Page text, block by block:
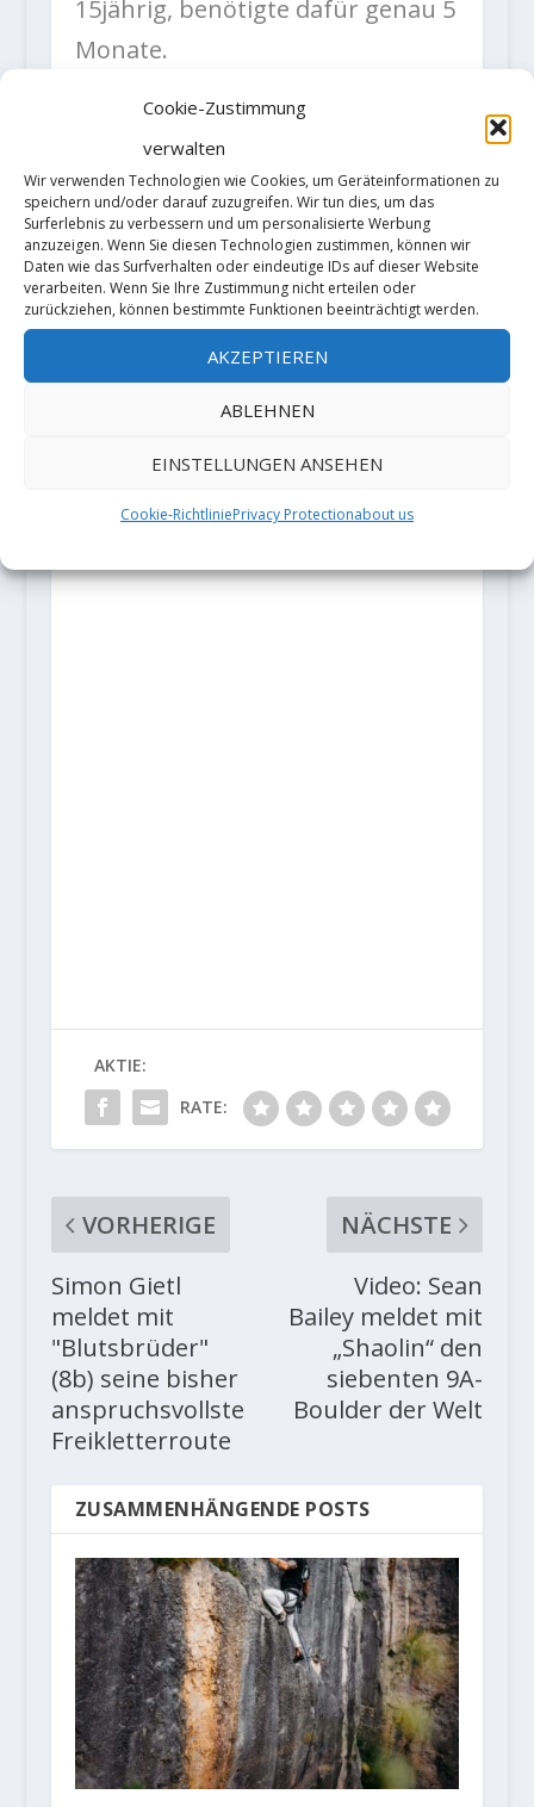
Cookie-Zustimmung
verwalten
Wir verwenden Technologien wie Cookies, um Geräteinformationen zu
speichern und/oder darauf zuzugreifen. Wir tun dies, um das
Surferlebnis zu verbessern und um personalisierte Werbung
anzuzeigen. Wenn Sie diesen Technologien zustimmen, können wir
Daten wie das Surfverhalten oder eindeutige IDs auf dieser Website
verarbeiten. Wenn Sie Ihre Zustimmung nicht erteilen oder
zurückziehen, können bestimmte Funktionen beeinträchtigt werden.
AKZEPTIEREN
ABLEHNEN
EINSTELLUNGEN ANSEHEN
Cookie-RichtliniePrivacy Protectionabout us
15jährig, benötigte dafür genau 5
Monate.
Vermutlich waren auch Bernd
Arnold, vielleicht auch Dieter
Rülker, erfolgreich. MitAnton
Schröterkonnte auch ein
Kletterer zwölf 74-Meisterwege
free solo klettern.
AKTIE:
RATE:
VORHERIGE
Simon Gietl
meldet mit
"Blutsbrüder"
(8b) seine bisher
anspruchsvollste
Freikletterroute
NÄCHSTE
Video: Sean
Bailey meldet mit
„Shaolin“ den
siebenten 9A-
Boulder der Welt
ZUSAMMENHÄNGENDE POSTS